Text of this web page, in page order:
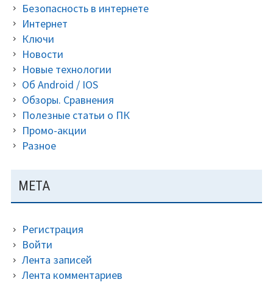
Безопасность в интернете
Интернет
Ключи
Новости
Новые технологии
Об Android / IOS
Обзоры. Сравнения
Полезные статьи о ПК
Промо-акции
Разное
МЕТА
Регистрация
Войти
Лента записей
Лента комментариев